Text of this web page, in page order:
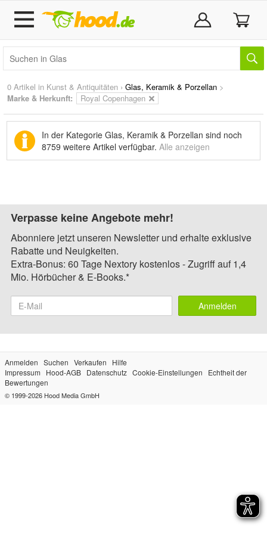
0 Artikel in Kunst & Antiquitäten › Glas, Keramik & Porzellan >
Marke & Herkunft:
Royal Copenhagen
In der Kategorie Glas, Keramik & Porzellan sind noch
8759 weitere Artikel verfügbar. Alle anzeigen
Verpasse keine Angebote mehr!
Abonniere jetzt unseren Newsletter und erhalte exklusive
Rabatte und Neuigkeiten.
Extra-Bonus: 60 Tage Nextory kostenlos - Zugriff auf 1,4
Mio. Hörbücher & E-Books.*
Anmelden
Anmelden Suchen Verkaufen
Hilfe
Impressum
Hood-AGB Datenschutz Cookie-Einstellungen
Echtheit der
Bewertungen
© 1999-2026 Hood Media GmbH